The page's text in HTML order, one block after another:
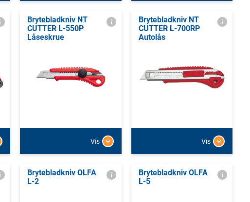
Brytebladkniv NT
CUTTER L-550P
Låseskrue
Vis
Brytebladkniv NT
CUTTER L-700RP
Autolås
Vis
Brytebladkniv OLFA
L-2
Brytebladkniv OLFA
L-5